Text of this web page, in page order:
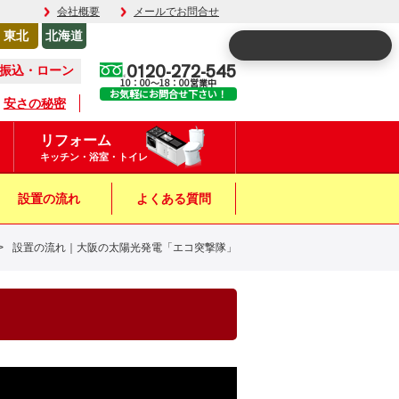
会社概要 メールでお問合せ
込・ローン
安さの秘密
東北 北海道
0120-272-545
10：00～18：00営業中
お気軽にお問合せ下さい！
リフォーム
キッチン・浴室・トイレ
設置の流れ よくある質問
設置の流れ｜大阪の太陽光発電「エコ突撃隊」